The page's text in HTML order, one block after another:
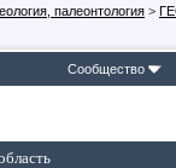
палеонтология >
Сообщество